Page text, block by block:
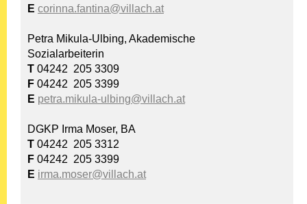
E corinna.fantina@villach.at
Petra Mikula-Ulbing, Akademische
Sozialarbeiterin
T 04242 205 3309
F 04242 205 3399
E petra.mikula-ulbing@villach.at
DGKP Irma Moser, BA
T 04242 205 3312
F 04242 205 3399
E irma.moser@villach.at